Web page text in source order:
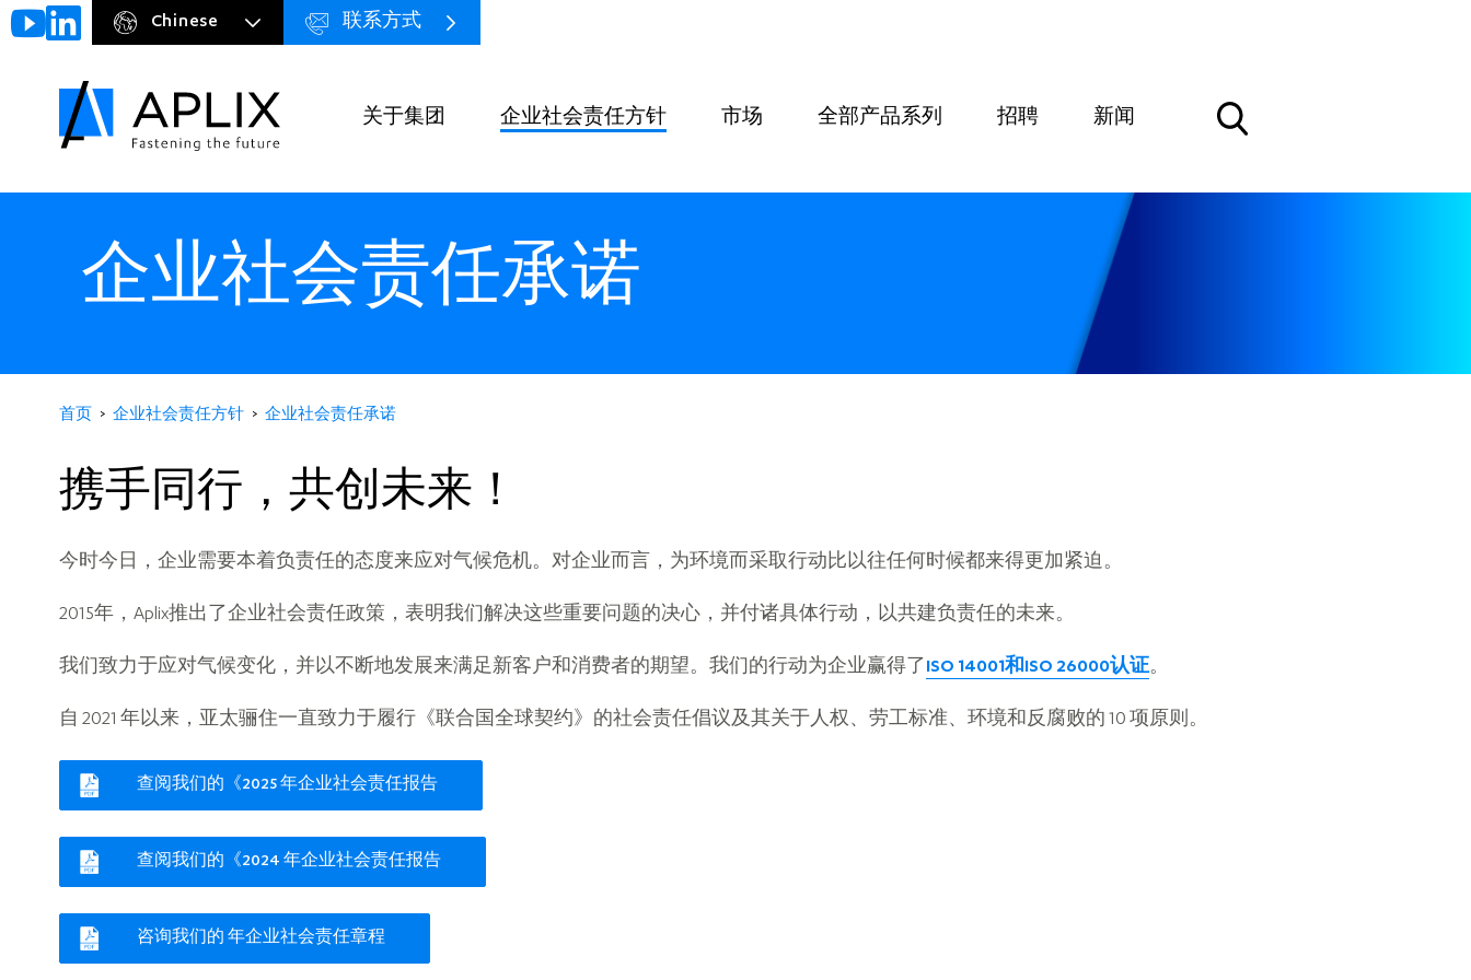
Go to
main
Navigation
principale
关于集团 企业社会责任方针 市场 全部产品系列 招聘 新闻
Chinese
Menu
preheader
联系方式
企业社会责任承诺
首页 企业社会责任方针 企业社会责任承诺
携手同行，共创未来！
今时今日，企业需要本着负责任的态度来应对气候危机。对企业而言，为环境而采取行动比以往任何时候都来得更加紧迫。
2015年，Aplix推出了企业社会责任政策，表明我们解决这些重要问题的决心，并付诸具体行动，以共建负责任的未来。
我们致力于应对气候变化，并以不断地发展来满足新客户和消费者的期望。我们的行动为企业赢得了 ISO 14001和ISO 26000认证。
自 2021 年以来，亚太骊住一直致力于履行《联合国全球契约》的社会责任倡议及其关于人权、劳工标准、环境和反腐败的 10 项原则。
查阅我们的《2025 年企业社会责任报告
查阅我们的《2024 年企业社会责任报告
咨询我们的 年企业社会责任章程